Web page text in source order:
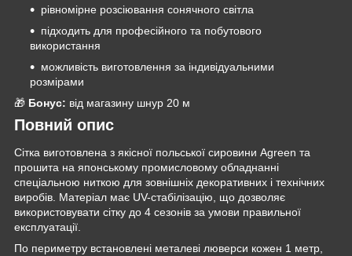
рівномірне розсіювання сонячного світла
підходить для професійного та побутового
використання
можливість виготовлення за індивідуальними
розмірами
🎁 Бонус: від магазину шнур 20 м
Повний опис
Сітка виготовлена з якісної польської сировини Agreen та
прошита на японському промисловому обладнанні
спеціальною ниткою для зовнішніх декоративних і технічних
виробів. Матеріал має UV-стабілізацію, що дозволяє
використовувати сітку до 4 сезонів за умови правильної
експлуатації.
По периметру встановлені металеві люверси кожен 1 метр,